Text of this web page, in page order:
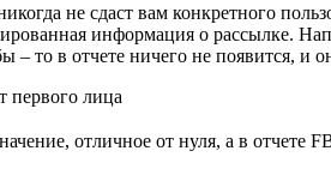
не сдаст вам конкретного
информация о рассылке.
то в отчете ничего не появится, и
отличное от нуля, а в отчете